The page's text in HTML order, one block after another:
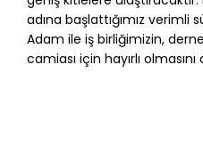
adına başlattığımız verimli
Adam ile iş birliğimizin,
camiası için hayırlı